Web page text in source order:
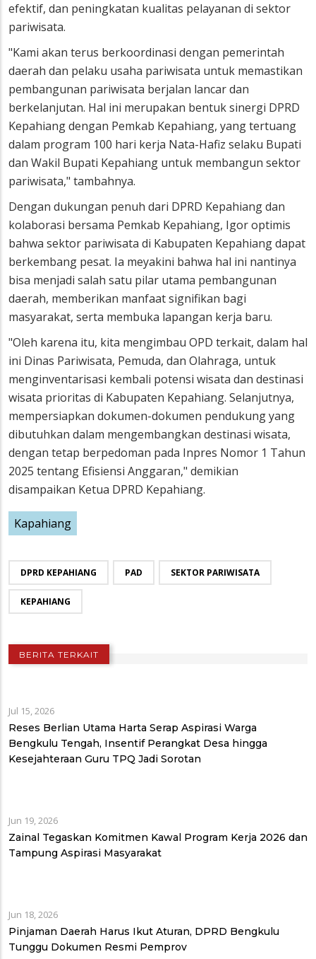
efektif, dan peningkatan kualitas pelayanan di sektor
pariwisata.
"Kami akan terus berkoordinasi dengan pemerintah
daerah dan pelaku usaha pariwisata untuk memastikan
pembangunan pariwisata berjalan lancar dan
berkelanjutan. Hal ini merupakan bentuk sinergi DPRD
Kepahiang dengan Pemkab Kepahiang, yang tertuang
dalam program 100 hari kerja Nata-Hafiz selaku Bupati
dan Wakil Bupati Kepahiang untuk membangun sektor
pariwisata," tambahnya.
Dengan dukungan penuh dari DPRD Kepahiang dan
kolaborasi bersama Pemkab Kepahiang, Igor optimis
bahwa sektor pariwisata di Kabupaten Kepahiang dapat
berkembang pesat. Ia meyakini bahwa hal ini nantinya
bisa menjadi salah satu pilar utama pembangunan
daerah, memberikan manfaat signifikan bagi
masyarakat, serta membuka lapangan kerja baru.
"Oleh karena itu, kita mengimbau OPD terkait, dalam hal
ini Dinas Pariwisata, Pemuda, dan Olahraga, untuk
menginventarisasi kembali potensi wisata dan destinasi
wisata prioritas di Kabupaten Kepahiang. Selanjutnya,
mempersiapkan dokumen-dokumen pendukung yang
dibutuhkan dalam mengembangkan destinasi wisata,
dengan tetap berpedoman pada Inpres Nomor 1 Tahun
2025 tentang Efisiensi Anggaran," demikian
disampaikan Ketua DPRD Kepahiang.
Kapahiang
DPRD KEPAHIANG PAD SEKTOR PARIWISATA
KEPAHIANG
BERITA TERKAIT
Jul 15, 2026
Reses Berlian Utama Harta Serap Aspirasi Warga
Bengkulu Tengah, Insentif Perangkat Desa hingga
Kesejahteraan Guru TPQ Jadi Sorotan
Jun 19, 2026
Zainal Tegaskan Komitmen Kawal Program Kerja 2026 dan
Tampung Aspirasi Masyarakat
Jun 18, 2026
Pinjaman Daerah Harus Ikut Aturan, DPRD Bengkulu
Tunggu Dokumen Resmi Pemprov